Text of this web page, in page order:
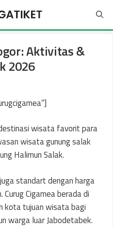
Aktivitas &
2026
wisata favorit para
wisata gunung salak
Halimun Salak.
standart dengan harga
Cigamea berada di
kota tujuan wisata bagi
warga luar Jabodetabek.